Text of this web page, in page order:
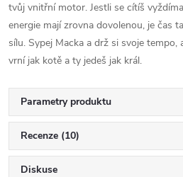
tvůj vnitřní motor. Jestli se cítíš
energie mají zrovna dovolenou, je čas
sílu. Sypej Macka a drž si svoje tempo,
vrní jak kotě a ty jedeš jak král.
Parametry produktu
Recenze (10)
Diskuse